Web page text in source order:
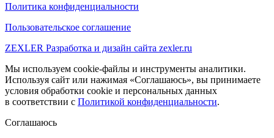
Политика конфиденциальности
Пользовательское соглашение
ZEXLER Разработка и дизайн сайта zexler.ru
Мы используем cookie-файлы и инструменты аналитики.
Используя сайт или нажимая «Соглашаюсь», вы принимаете
условия обработки cookie и персональных данных
в соответствии с Политикой конфиденциальности.
Соглашаюсь